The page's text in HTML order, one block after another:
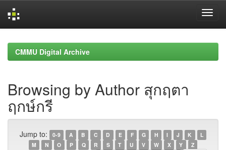
navigationCMMU Digital Archive
Browsing by Author สุกฤตา
ฤกษ์กรี
Jump to: 0-9 A B C D E F G H I J K
L
M
N O P Q R S T U V W X Y Z